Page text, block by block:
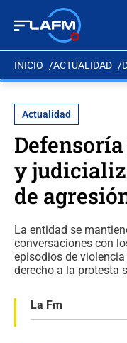
INICIO ACTUALIDAD
Actualidad
y
de
La entidad se
conversaciones con
episodios de
derecho a la protesta
La Fm